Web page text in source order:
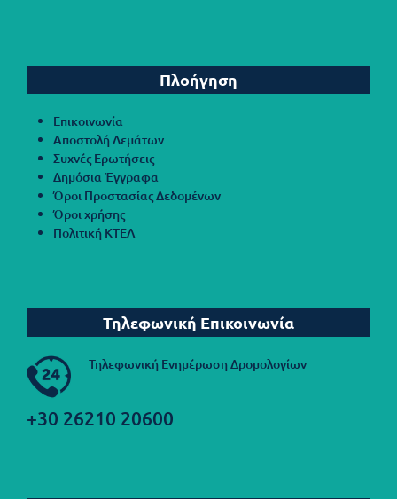
Πλοήγηση
Επικοινωνία
Αποστολή Δεμάτων
Συχνές Ερωτήσεις
Δημόσια Έγγραφα
Όροι Προστασίας Δεδομένων
Όροι χρήσης
Πολιτική ΚΤΕΛ
Τηλεφωνική Επικοινωνία
Τηλεφωνική Ενημέρωση Δρομολογίων
+30 26210 20600